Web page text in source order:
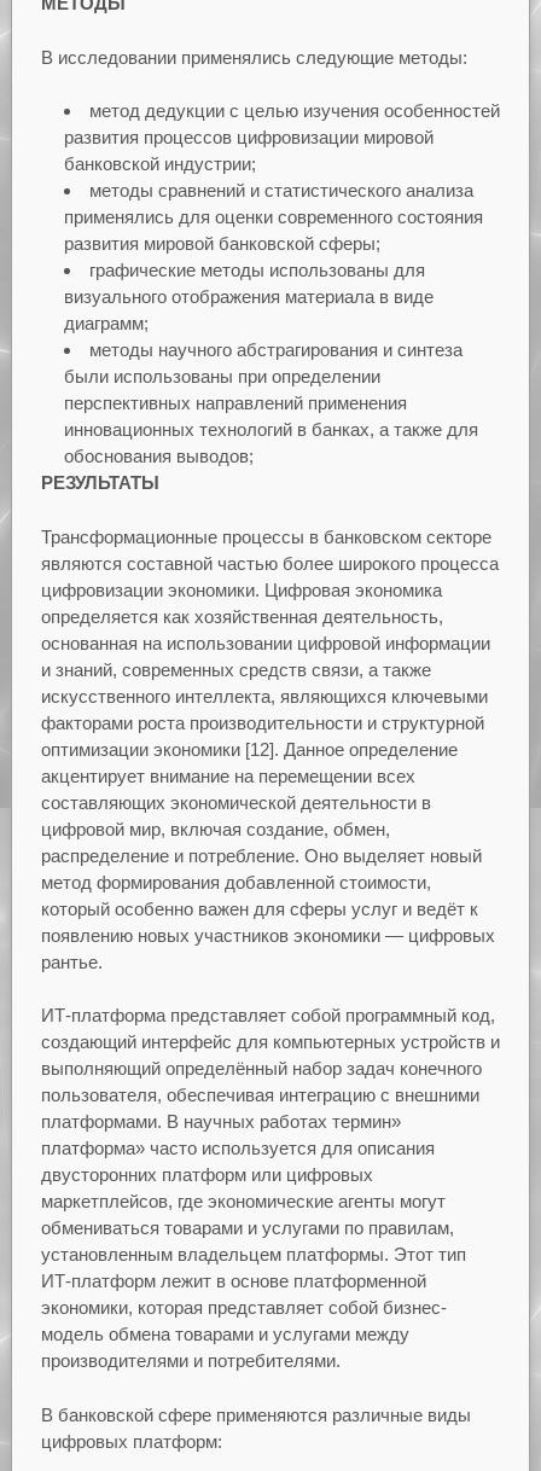
В исследовании применялись следующие методы:
метод дедукции с целью изучения особенностей
развития процессов цифровизации мировой
банковской индустрии;
методы сравнений и статистического анализа
применялись для оценки современного состояния
развития мировой банковской сферы;
графические методы использованы для
визуального отображения материала в виде
диаграмм;
методы научного абстрагирования и синтеза
были использованы при определении
перспективных направлений применения
инновационных технологий в банках, а также для
обоснования выводов;
РЕЗУЛЬТАТЫ
Трансформационные процессы в банковском секторе
являются составной частью более широкого процесса
цифровизации экономики. Цифровая экономика
определяется как хозяйственная деятельность,
основанная на использовании цифровой информации
и знаний, современных средств связи, а также
искусственного интеллекта, являющихся ключевыми
факторами роста производительности и структурной
оптимизации экономики [12]. Данное определение
акцентирует внимание на перемещении всех
составляющих экономической деятельности в
цифровой мир, включая создание, обмен,
распределение и потребление. Оно выделяет новый
метод формирования добавленной стоимости,
который особенно важен для сферы услуг и ведёт к
появлению новых участников экономики — цифровых
рантье.
ИТ-платформа представляет собой программный код,
создающий интерфейс для компьютерных устройств и
выполняющий определённый набор задач конечного
пользователя, обеспечивая интеграцию с внешними
платформами. В научных работах термин»
платформа» часто используется для описания
двусторонних платформ или цифровых
маркетплейсов, где экономические агенты могут
обмениваться товарами и услугами по правилам,
установленным владельцем платформы. Этот тип
ИТ-платформ лежит в основе платформенной
экономики, которая представляет собой бизнес-
модель обмена товарами и услугами между
производителями и потребителями.
В банковской сфере применяются различные виды
цифровых платформ: